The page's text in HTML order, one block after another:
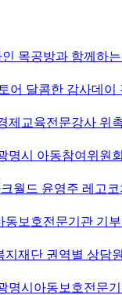
목공방과 함께하
어 달콤한 감사데이
제교육전문강사 위
명시 아동참여위원
월드 윤영주 레고
동보호전문기관 기
지재단 권역별 상담
명시아동보호전문